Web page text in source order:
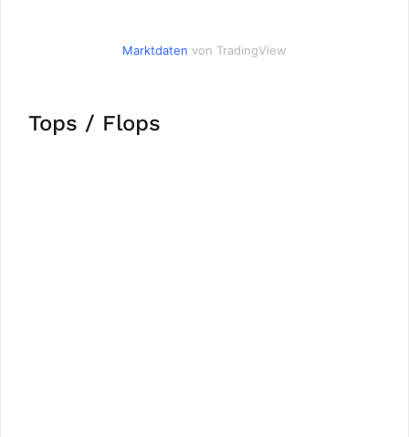
Marktdaten von TradingView
Tops / Flops